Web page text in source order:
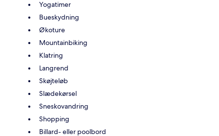
Yogatimer
Bueskydning
Økoture
Mountainbiking
Klatring
Langrend
Skøjteløb
Slædekørsel
Sneskovandring
Shopping
Billard- eller poolbord